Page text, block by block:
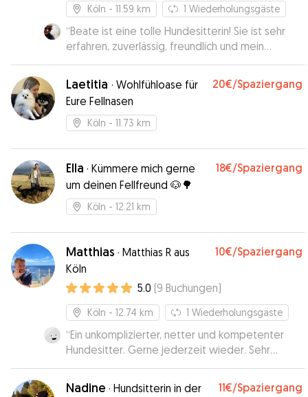
Köln - 11.59 km 1 Wiederholungsgäste
“Beate ist eine tolle Hundesitterin! Sie ist sehr
erfahren, zuverlässig, freundlich und mein
Vierbeiner hatte eine tolle Zeit bei ihr!”
Laetitia · Wohlfühloase für
Eure Fellnasen
20€/Spaziergang
Köln - 11.73 km
Ella · Kümmere mich gerne
um deinen Fellfreund 🐶🌳
18€/Spaziergang
Köln - 12.21 km
Matthias · Matthias R aus
Köln
10€/Spaziergang
5.0 (9 Buchungen)
Köln - 12.74 km 1 Wiederholungsgäste
“Ein unkomplizierter, netter und kompetenter
Hundesitter. Gerne jederzeit wieder. Sehr
empfehlenswert.”
Nadine · Hundsitterin in der
11€/Spaziergang